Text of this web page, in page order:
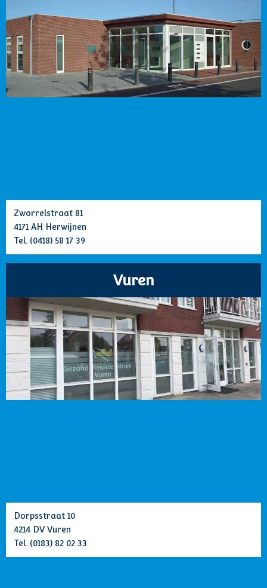
Zworrelstraat 81
4171 AH Herwijnen
Tel. (0418) 58 17 39
Vuren
Dorpsstraat 10
4214 DV Vuren
Tel. (0183) 82 02 33